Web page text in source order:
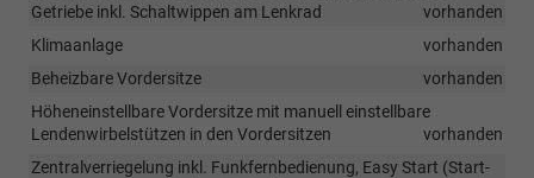
Getriebe inkl. Schaltwippen am Lenkrad
vorhanden
Klimaanlage
vorhanden
Beheizbare Vordersitze
vorhanden
Höheneinstellbare Vordersitze mit manuell einstellbare
Lendenwirbelstützen in den Vordersitzen
vorhanden
Zentralverriegelung inkl. Funkfernbedienung, Easy Start (Start-